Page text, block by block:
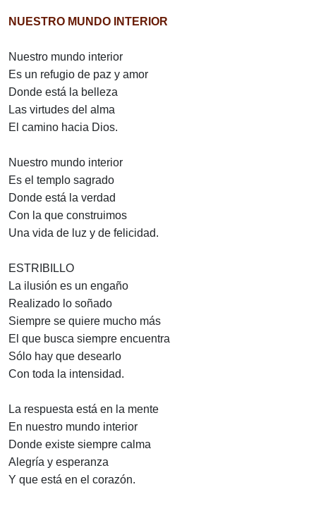
NUESTRO MUNDO INTERIOR
Nuestro mundo interior
Es un refugio de paz y amor
Donde está la belleza
Las virtudes del alma
El camino hacia Dios.
Nuestro mundo interior
Es el templo sagrado
Donde está la verdad
Con la que construimos
Una vida de luz y de felicidad.
ESTRIBILLO
La ilusión es un engaño
Realizado lo soñado
Siempre se quiere mucho más
El que busca siempre encuentra
Sólo hay que desearlo
Con toda la intensidad.
La respuesta está en la mente
En nuestro mundo interior
Donde existe siempre calma
Alegría y esperanza
Y que está en el corazón.